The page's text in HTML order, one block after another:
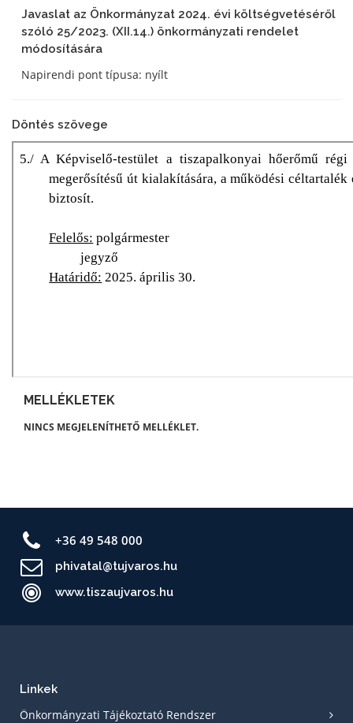
Javaslat az Önkormányzat 2024. évi költségvetéséről
szóló 25/2023. (XII.14.) önkormányzati rendelet
módosítására
Napirendi pont típusa: nyílt
Döntés szövege
MELLÉKLETEK
NINCS MEGJELENÍTHETŐ MELLÉKLET.
+36 49 548 000
phivatal@tujvaros.hu
www.tiszaujvaros.hu
Linkek
Önkormányzati Tájékoztató Rendszer